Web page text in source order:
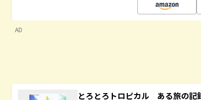
AD
とろとろトロピカル ある旅の